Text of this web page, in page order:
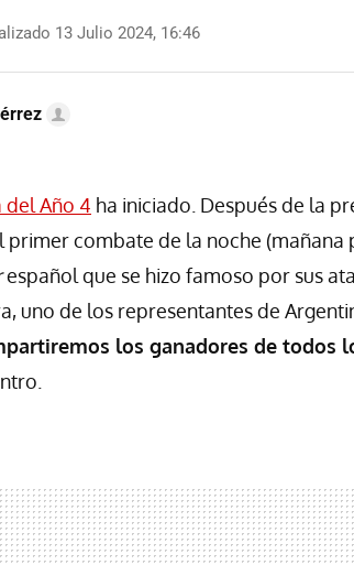
13 Julio 2024, 16:46
del Año 4 ha iniciado. Después de la
primer combate de la noche (mañana
español que se hizo famoso por sus
uno de los representantes de
los ganadores de todos